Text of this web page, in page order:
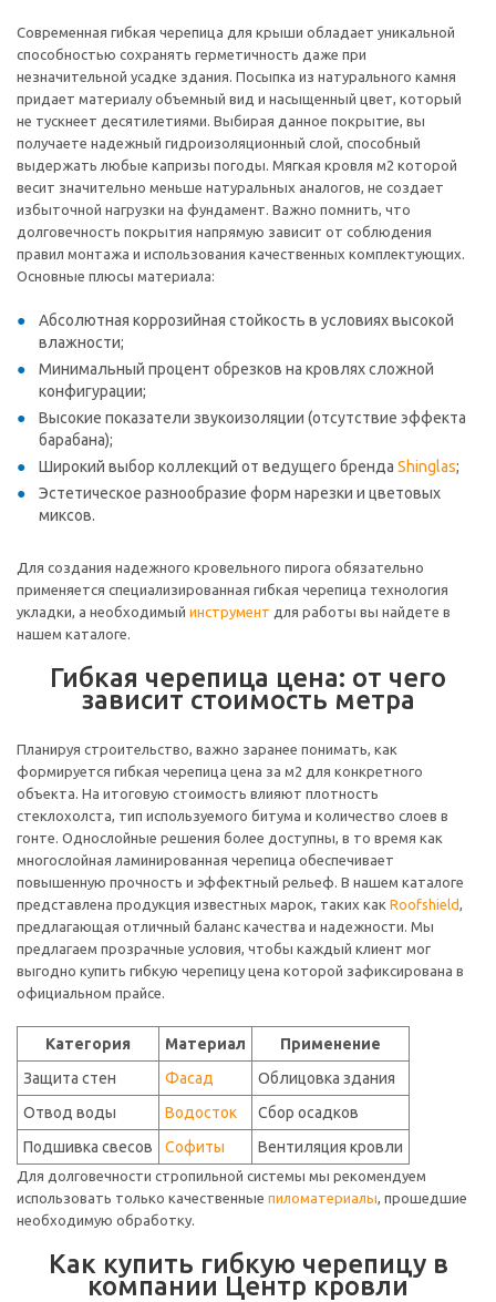
Современная гибкая черепица для крыши обладает уникальной
способностью сохранять герметичность даже при
незначительной усадке здания. Посыпка из натурального камня
придает материалу объемный вид и насыщенный цвет, который
не тускнеет десятилетиями. Выбирая данное покрытие, вы
получаете надежный гидроизоляционный слой, способный
выдержать любые капризы погоды. Мягкая кровля м2 которой
весит значительно меньше натуральных аналогов, не создает
избыточной нагрузки на фундамент. Важно помнить, что
долговечность покрытия напрямую зависит от соблюдения
правил монтажа и использования качественных комплектующих.
Основные плюсы материала:
Абсолютная коррозийная стойкость в условиях высокой
влажности;
Минимальный процент обрезков на кровлях сложной
конфигурации;
Высокие показатели звукоизоляции (отсутствие эффекта
барабана);
Широкий выбор коллекций от ведущего бренда Shinglas;
Эстетическое разнообразие форм нарезки и цветовых
миксов.
Для создания надежного кровельного пирога обязательно
применяется специализированная гибкая черепица технология
укладки, а необходимый инструмент для работы вы найдете в
нашем каталоге.
Гибкая черепица цена: от чего
зависит стоимость метра
Планируя строительство, важно заранее понимать, как
формируется гибкая черепица цена за м2 для конкретного
объекта. На итоговую стоимость влияют плотность
стеклохолста, тип используемого битума и количество слоев в
гонте. Однослойные решения более доступны, в то время как
многослойная ламинированная черепица обеспечивает
повышенную прочность и эффектный рельеф. В нашем каталоге
представлена продукция известных марок, таких как Roofshield,
предлагающая отличный баланс качества и надежности. Мы
предлагаем прозрачные условия, чтобы каждый клиент мог
выгодно купить гибкую черепицу цена которой зафиксирована в
официальном прайсе.
Категория Материал
Применение
Защита стен
Фасад
Облицовка здания
Отвод воды
Водосток
Сбор осадков
Подшивка свесов
Софиты Вентиляция кровли
Для долговечности стропильной системы мы рекомендуем
использовать только качественные пиломатериалы, прошедшие
необходимую обработку.
Как купить гибкую черепицу в
компании Центр кровли